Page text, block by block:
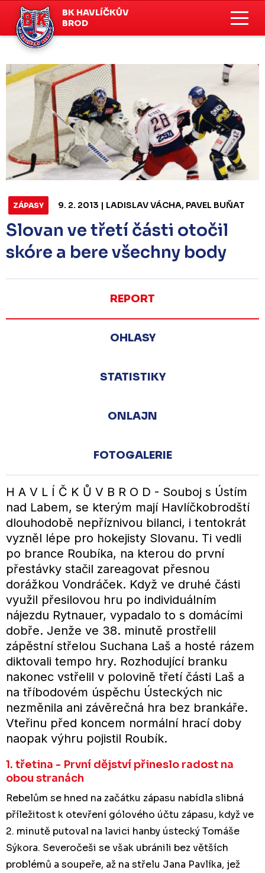
BK HAVLÍČKŮV
BROD
ZÁPASY 9. 2. 2013 | LADISLAV VÁCHA, PAVEL BUŇAT
Slovan ve třetí části otočil
skóre a bere všechny body
REPORT
OHLASY
STATISTIKY
ONLAJN
FOTOGALERIE
H A V L Í Č K Ů V B R O D - Souboj s Ústím
nad Labem, se kterým mají Havlíčkobrodští
dlouhodobě nepříznivou bilanci, i tentokrát
vyzněl lépe pro hokejisty Slovanu. Ti vedli
po brance Roubíka, na kterou do první
přestávky stačil zareagovat přesnou
dorážkou Vondráček. Když ve druhé části
využil přesilovou hru po individuálním
nájezdu Rytnauer, vypadalo to s domácími
dobře. Jenže ve 38. minutě prostřelil
zápěstní střelou Suchana Laš a hosté rázem
diktovali tempo hry. Rozhodující branku
nakonec vstřelil v polovině třetí části Laš a
na tříbodovém úspěchu Ústeckých nic
nezměnila ani závěrečná hra bez brankáře.
Vteřinu před koncem normální hrací doby
naopak výhru pojistil Roubík.
1. třetina - První dějství přineslo radost na
obou stranách
Rebelům se hned na začátku zápasu nabídla slibná
příležitost k otevření gólového účtu zápasu, když ve
2. minutě putoval na lavici hanby ústecký Tomáše
Sýkora. Severočeši se však ubránili bez větších
problémů a soupeře, až na střelu Jana Pavlíka, jež